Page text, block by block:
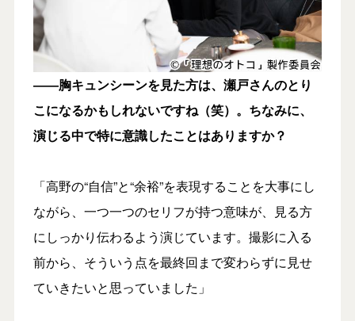
――胸キュンシーンを見た方は、瀬戸さんのとり
こになるかもしれないですね（笑）。ちなみに、
演じる中で特に意識したことはありますか？
「高野の“自信”と“余裕”を表現することを大事にし
ながら、一つ一つのセリフが持つ意味が、見る方
にしっかり伝わるよう演じています。撮影に入る
前から、そういう点を最終回まで変わらずに見せ
ていきたいと思っていました」